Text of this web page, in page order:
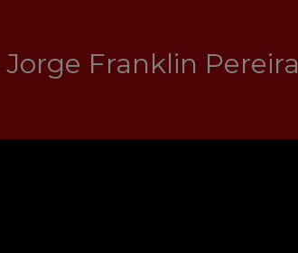
Franklin Pereira